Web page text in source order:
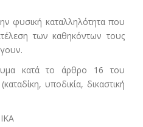
φυσική καταλληλότητα που
των καθηκόντων τους
κατά το άρθρο 16 του
υποδικία, δικαστική